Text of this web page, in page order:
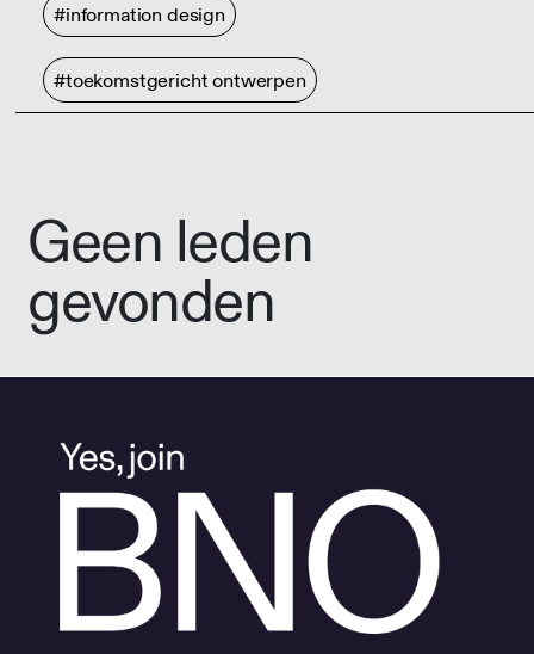
#information design
#toekomstgericht ontwerpen
Geen leden
gevonden